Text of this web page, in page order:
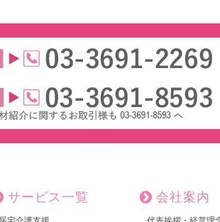
サービス一覧 会社案内